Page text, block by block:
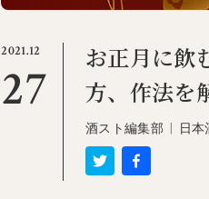
2021.12
27
お正月に飲
方、作法を
酒スト編集部 日本